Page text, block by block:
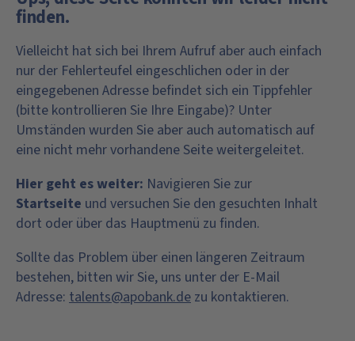
finden.
Vielleicht hat sich bei Ihrem Aufruf aber auch einfach
nur der Fehlerteufel eingeschlichen oder in der
eingegebenen Adresse befindet sich ein Tippfehler
(bitte kontrollieren Sie Ihre Eingabe)? Unter
Umständen wurden Sie aber auch automatisch auf
eine nicht mehr vorhandene Seite weitergeleitet.
Hier geht es weiter: Navigieren Sie zur
Startseite und versuchen Sie den gesuchten Inhalt
dort oder über das Hauptmenü zu finden.
Sollte das Problem über einen längeren Zeitraum
bestehen, bitten wir Sie, uns unter der E-Mail
Adresse: talents@apobank.de zu kontaktieren.